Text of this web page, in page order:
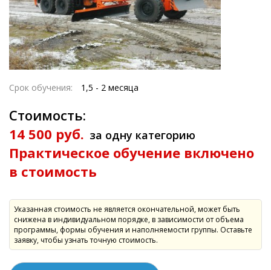
Срок обучения: 1,5 - 2 месяца
Стоимость:
14 500 руб. за одну категорию
Практическое обучение включено
в стоимость
Указанная стоимость не является окончательной, может быть
снижена в индивидуальном порядке, в зависимости от объема
программы, формы обучения и наполняемости группы. Оставьте
заявку, чтобы узнать точную стоимость.